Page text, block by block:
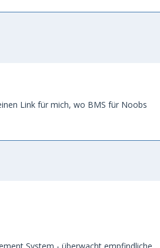
Link für mich, wo BMS für Noobs